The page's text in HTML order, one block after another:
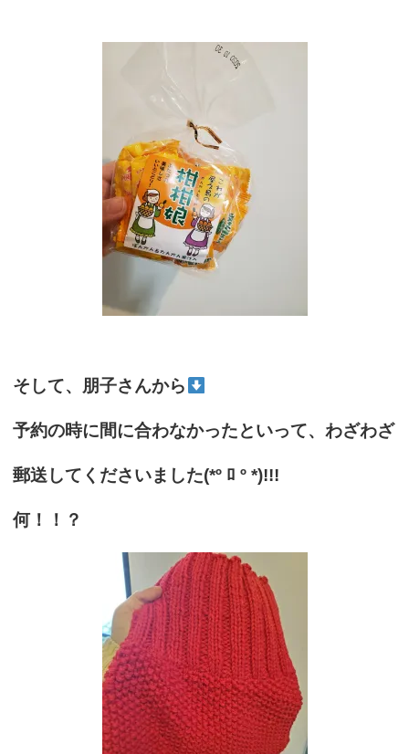
そして、朋子さんから
予約の時に間に合わなかったといって、わざわざ
郵送してくださいました(*º ﾛ º *)!!!
何！！？